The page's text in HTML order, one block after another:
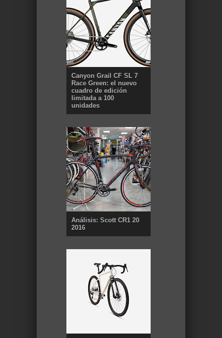
Canyon Grail CF SL 7
Race Green: el nuevo
cuadro de edición
limitada a 100
unidades
Análisis: Scott CR1 20
2016